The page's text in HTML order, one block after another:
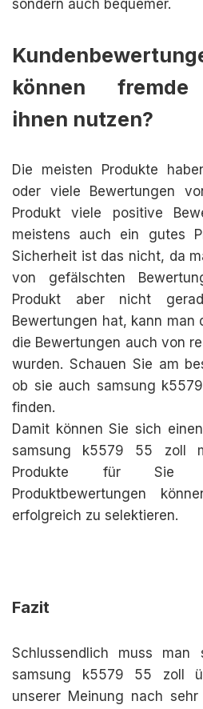
sondern auch bequemer.
können fremde
ihnen nutzen?
Die meisten Produkte
oder viele Bewertungen
Produkt viele positive
meistens auch ein gutes
Sicherheit ist das nicht, da
von gefälschten
Produkt aber nicht
Bewertungen hat, kann man
die Bewertungen auch von
wurden. Schauen Sie am
ob sie auch samsung
finden.
Damit können Sie sich
samsung k5579 55 zoll
Produkte für Sie
Produktbewertungen
erfolgreich zu selektieren.
Fazit
Schlussendlich muss
samsung k5579 55 zoll
unserer Meinung nach